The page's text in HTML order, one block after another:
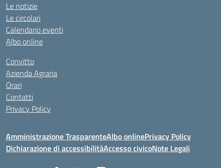
Le notizie
Le circolari
Calendario eventi
Albo online
Convitto
Azienda Agraria
Orari
Contatti
Privacy Policy
Amministrazione TrasparenteAlbo onlinePrivacy Policy
Dichiarazione di accessibilitàAccesso civicoNote Legali